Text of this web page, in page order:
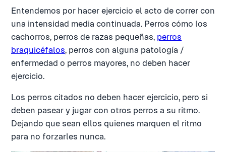
Entendemos por hacer ejercicio el acto de correr con
una intensidad media continuada. Perros cómo los
cachorros, perros de razas pequeñas, perros
braquicéfalos, perros con alguna patología /
enfermedad o perros mayores, no deben hacer
ejercicio.
Los perros citados no deben hacer ejercicio, pero si
deben pasear y jugar con otros perros a su ritmo.
Dejando que sean ellos quienes marquen el ritmo
para no forzarles nunca.